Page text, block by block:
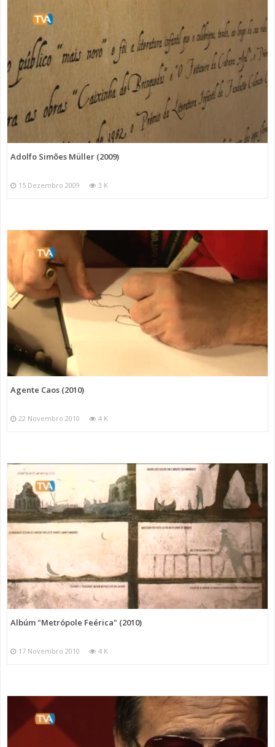
Adolfo Simões Müller (2009)
15 Dezembro 2009 3 K
Agente Caos (2010)
22 Novembro 2010 4 K
Albúm "Metrópole Feérica" (2010)
17 Novembro 2010 4 K